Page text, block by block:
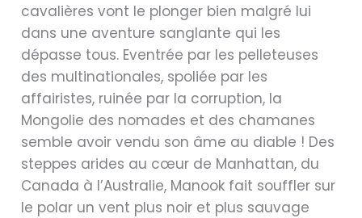
cavalières vont le plonger bien malgré lui
dans une aventure sanglante qui les
dépasse tous. Eventrée par les pelleteuses
des multinationales, spoliée par les
affairistes, ruinée par la corruption, la
Mongolie des nomades et des chamanes
semble avoir vendu son âme au diable ! Des
steppes arides au cœur de Manhattan, du
Canada à l’Australie, Manook fait souffler sur
le polar un vent plus noir et plus sauvage